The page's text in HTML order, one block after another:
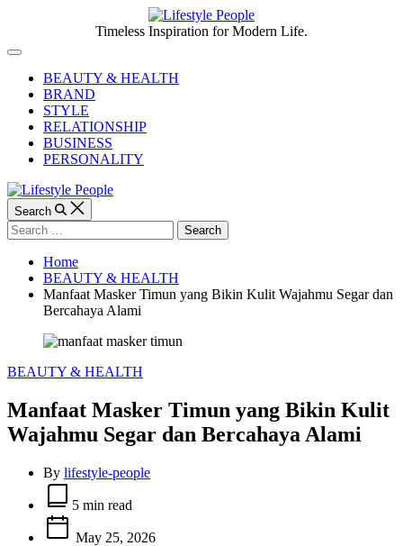
content
People
Timeless Inspiration for Modern Life.
Off
CanvasBEAUTY & HEALTH
BRAND
STYLE
RELATIONSHIP
BUSINESS
PERSONALITY
Search
Search
for:
Home
BEAUTY & HEALTH
Manfaat Masker Timun yang Bikin Kulit Wajahmu Segar dan
Bercahaya Alami
Categories
BEAUTY & HEALTH
Manfaat Masker Timun yang Bikin Kulit
Wajahmu Segar dan Bercahaya Alami
By lifestyle-people
Estimated
read
time
5 min read
May 25, 2026